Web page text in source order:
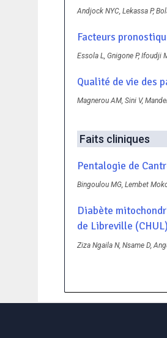
Andjock NYC, Lekassa P,
Facteurs
Essola L, Gnigone P, Ifoudji
Qualité de vie des
Magnerou AM, Sini V,
Faits cliniques
Pentalogie de
Bingoulou MG, Lembet
Diabète
de Libreville
Ziza Ngaila N, Nsame D,